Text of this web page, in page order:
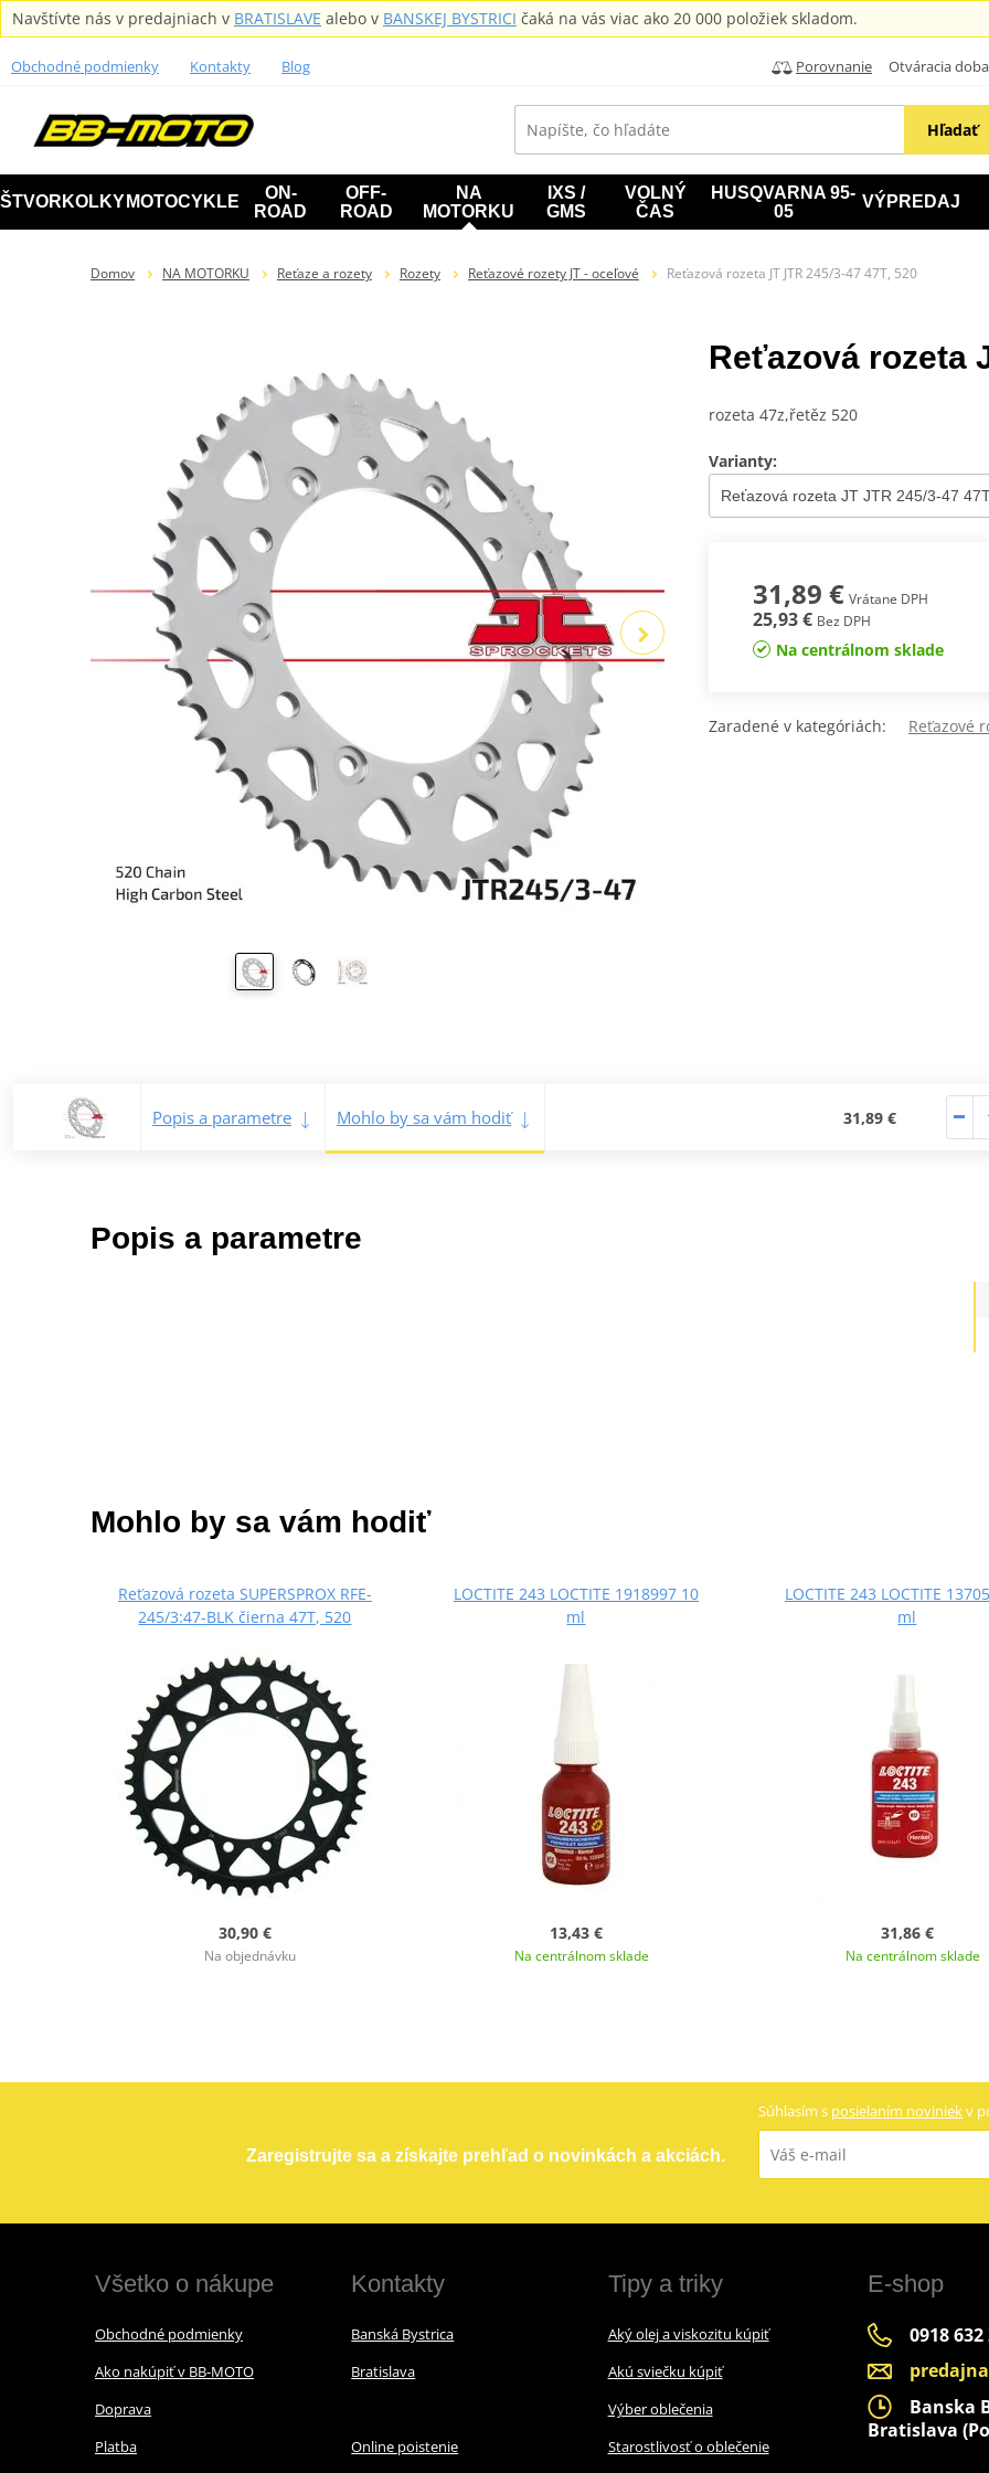
Navštívte nás v predajniach v BRATISLAVE alebo v BANSKEJ BYSTRICI čaká na vás viac ako 20 000 položiek skladom.
Obchodné podmienky Kontakty Blog Porovnanie Otváracia
Hľadať
ŠTVORKOLKY MOTOCYKLE
ON-
ROAD
OFF-
ROAD
NA
MOTORKU
IXS /
GMS
VOLNÝ
ČAS
HUSQVARNA 95-
05
VÝPREDAJ
Domov NA MOTORKU Reťaze a rozety Rozety Reťazové rozety JT - oceľové Reťazová rozeta JT JTR 245/3-47 47T, 520
Reťazová rozeta
rozeta 47z,řetěz 520
Varianty:
31,89 € Vrátane DPH
25,93 € Bez DPH
Na centrálnom sklade
Zaradené v kategóriách: Reťazové
Popis a parametre Mohlo by sa vám hodiť 31,89 €
Popis a parametre
Mohlo by sa vám hodiť
Reťazová rozeta SUPERSPROX RFE-
245/3:47-BLK čierna 47T, 520
30,90 €
Na objednávku
LOCTITE 243 LOCTITE 1918997 10
ml
13,43 €
Na centrálnom sklade
LOCTITE 243 LOCTITE
ml
31,86 €
Na centrálnom sklade
Zaregistrujte sa a získajte prehľad o novinkách a akciách.
Súhlasím s posielaním noviniekv
Všetko o nákupe
Obchodné podmienky
Ako nakúpiť v BB-MOTO
Doprava
Platba
Kontakty
Banská Bystrica
Bratislava
Online poistenie
Tipy a triky
Aký olej a viskozitu kúpiť
Akú sviečku kúpiť
Výber oblečenia
Starostlivosť o oblečenie
E-shop
0918 632
Banska
Bratislava